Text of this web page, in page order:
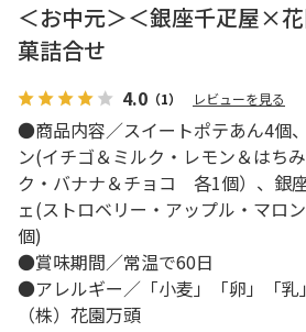
＜お中元＞＜銀座千疋屋×
菓詰合せ
4.0 （1） レビューを見る
●商品内容／スイートポテあん4個
ン(イチゴ＆ミルク・レモン＆はち
ク・バナナ＆チョコ 各1個）、銀
ェ(ストロベリー・アップル・マロ
個)
●賞味期間／常温で60日
●アレルギー／「小麦」「卵」「
（株）花園万頭